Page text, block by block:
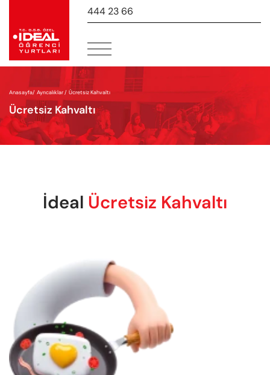
444 23 66
Anasayfa/ Ayrıcalıklar / Ücretsiz Kahvaltı
Ücretsiz Kahvaltı
İdeal Ücretsiz Kahvaltı